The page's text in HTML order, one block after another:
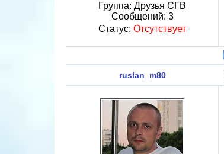
Группа: Друзья СГВ
Сообщений: 3
Статус: Отсутствует
ruslan_m80